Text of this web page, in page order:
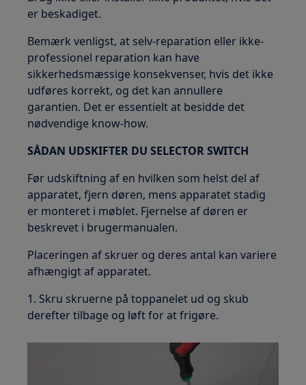
er beskadiget.
Bemærk venligst, at selv-reparation eller ikke-
professionel reparation kan have
sikkerhedsmæssige konsekvenser, hvis det ikke
udføres korrekt, og det kan annullere
garantien. Det er essentielt at besidde det
nødvendige know-how.
SÅDAN UDSKIFTER DU SELECTOR SWITCH
Før udskiftning af en hvilken som helst del af
apparatet, fjern døren, mens apparatet stadig
er monteret i møblet. Fjernelse af døren er
beskrevet i brugermanualen.
Placeringen af skruer og deres antal kan variere
afhængigt af apparatet.
1. Skru skruerne på toppanelet ud og skub
derefter tilbage og løft for at frigøre.